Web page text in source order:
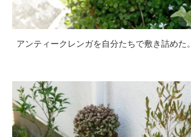
アンティークレンガを自分たちで敷き詰めた。